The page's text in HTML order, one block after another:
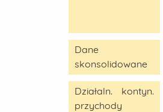
Dane
skonsolidowane
Działaln. kontyn.
przychody